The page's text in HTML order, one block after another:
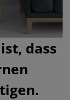
dass